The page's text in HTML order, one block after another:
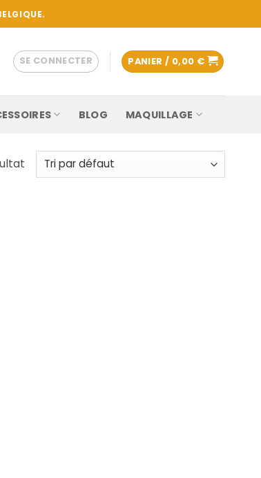
SE CONNECTER PANIER / 0,00 €
BLOG MAQUILLAGE